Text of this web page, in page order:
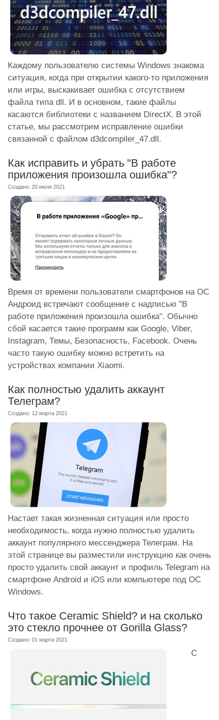
Каждому пользователю системы Windows знакома
ситуация, когда при открытии какого-то приложения
или игры, выскакивает ошибка с отсутствием
файла типа dll. И в основном, такие файлы
касаются библиотеки с названием DirectX. В этой
статье, мы рассмотрим исправление ошибки
связанной с файлом d3dcompiler_47.dll.
Как исправить и убрать "В работе
приложения произошла ошибка"?
Создано: 20 июля 2021
Время от времени пользователи смартфонов на ОС
Андроид встречают сообщение с надписью "В
работе приложения произошла ошибка". Обычно
сбой касается такие программ как Google, Viber,
Instagram, Темы, Безопасность, Facebook. Очень
часто такую ошибку можно встретить на
устройствах компании Xiaomi.
Как полностью удалить аккаунт
Телеграм?
Создано: 12 марта 2021
Настает такая жизненная ситуация или просто
необходимость, когда нужно полностью удалить
аккаунт популярного мессенджера Телеграм. На
этой странице вы разместили инструкцию как очень
просто удалить свой аккаунт и профиль Telegram на
смартфоне Android и iOS или компьютере под ОС
Windows.
Что такое Ceramic Shield? и на сколько
это стекло прочнее от Gorilla Glass?
Создано: 01 марта 2021
С